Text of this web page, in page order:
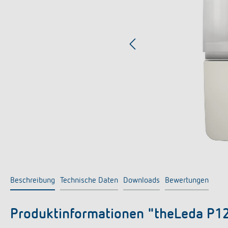
Beschreibung Technische Daten Downloads Bewertungen
Produktinformationen "theLeda